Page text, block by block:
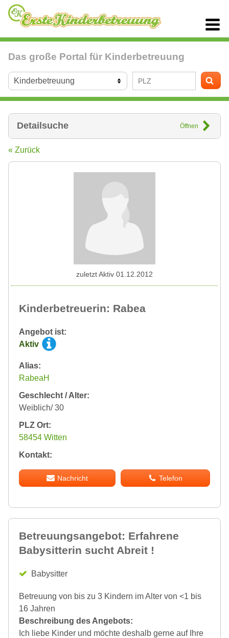
Das große Portal für Kinderbetreuung
Detailsuche Öffnen
« Zurück
Kinderbetreuerin: Rabea
Angebot ist:
Aktiv
Alias:
RabeaH
Geschlecht / Alter:
Weiblich/ 30
PLZ Ort:
58454 Witten
Kontakt:
Nachricht Telefon
zuletzt Aktiv 01.12.2012
Betreuungsangebot: Erfahrene
Babysitterin sucht Abreit !
Babysitter
Betreuung von bis zu 3 Kindern im Alter von <1 bis
16 Jahren
Beschreibung des Angebots:
Ich liebe Kinder und möchte deshalb gerne auf Ihre